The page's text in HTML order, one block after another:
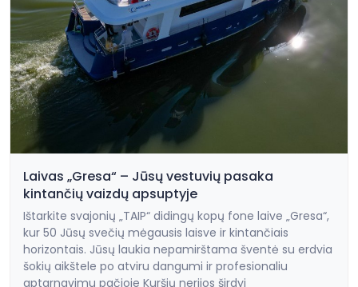
Laivas „Gresa“ – Jūsų vestuvių pasaka
kintančių vaizdų apsuptyje
Ištarkite svajonių „TAIP“ didingų kopų fone laive „Gresa“,
kur 50 Jūsų svečių mėgausis laisve ir kintančiais
horizontais. Jūsų laukia nepamirštama šventė su erdvia
šokių aikštele po atviru dangumi ir profesionaliu
aptarnavimu pačioje Kuršių nerijos širdyj